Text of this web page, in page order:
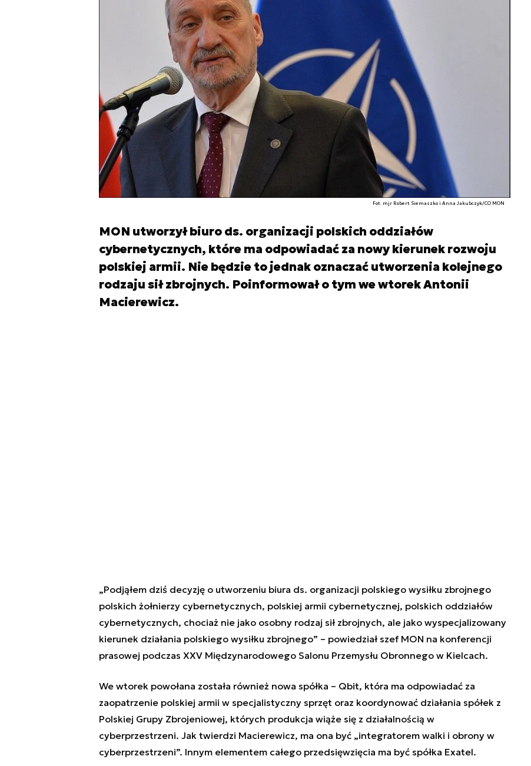
Fot. mjr Robert Siemaszko i Anna Jakubczyk/CO MON
MON utworzył biuro ds. organizacji polskich oddziałów
cybernetycznych, które ma odpowiadać za nowy kierunek rozwoju
polskiej armii. Nie będzie to jednak oznaczać utworzenia kolejnego
rodzaju sił zbrojnych. Poinformował o tym we wtorek Antonii
Macierewicz.
„Podjąłem dziś decyzję o utworzeniu biura ds. organizacji polskiego wysiłku zbrojnego
polskich żołnierzy cybernetycznych, polskiej armii cybernetycznej, polskich oddziałów
cybernetycznych, chociaż nie jako osobny rodzaj sił zbrojnych, ale jako wyspecjalizowany
kierunek działania polskiego wysiłku zbrojnego” – powiedział szef MON na konferencji
prasowej podczas XXV Międzynarodowego Salonu Przemysłu Obronnego w Kielcach.
We wtorek powołana została również nowa spółka – Qbit, która ma odpowiadać za
zaopatrzenie polskiej armii w specjalistyczny sprzęt oraz koordynować działania spółek z
Polskiej Grupy Zbrojeniowej, których produkcja wiąże się z działalnością w
cyberprzestrzeni. Jak twierdzi Macierewicz, ma ona być „integratorem walki i obrony w
cyberprzestrzeni”. Innym elementem całego przedsięwzięcia ma być spółka Exatel.